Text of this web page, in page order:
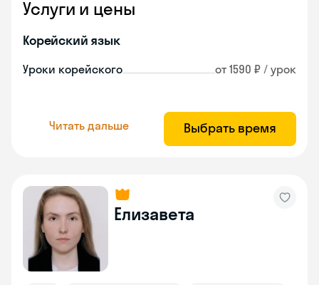
Услуги и цены
Корейский язык
Уроки корейского от 1590 ₽ / урок
Читать дальше Выбрать время
Елизавета